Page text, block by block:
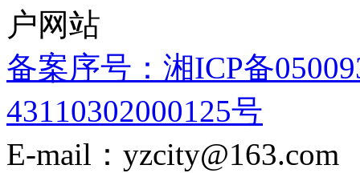
户网站
备案序号：湘ICP备
43110302000125号
E-mail：yzcity@163.com